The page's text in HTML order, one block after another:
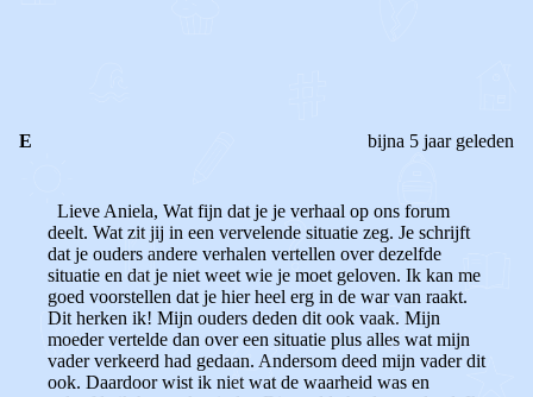
E bijna 5 jaar geleden
Lieve Aniela, Wat fijn dat je je verhaal op ons forum
deelt. Wat zit jij in een vervelende situatie zeg. Je schrijft
dat je ouders andere verhalen vertellen over dezelfde
situatie en dat je niet weet wie je moet geloven. Ik kan me
goed voorstellen dat je hier heel erg in de war van raakt.
Dit herken ik! Mijn ouders deden dit ook vaak. Mijn
moeder vertelde dan over een situatie plus alles wat mijn
vader verkeerd had gedaan. Andersom deed mijn vader dit
ook. Daardoor wist ik niet wat de waarheid was en